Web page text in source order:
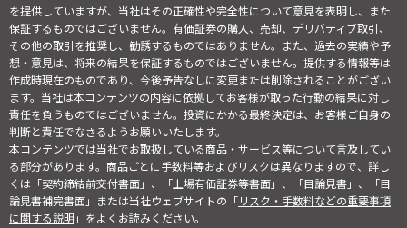
を提供していますが、当社はその正確性や完全性について意見を表明し、また
保証するものではございません。有価証券の購入、売却、デリバティブ取引、
その他の取引を推奨し、勧誘するものではありません。また、過去の実績や予
想・意見は、将来の結果を保証するものではございません。提供する情報等は
作成時現在のものであり、今後予告なしに変更または削除されることがござい
ます。当社は本コンテンツの内容に依拠してお客様が取った行動の結果に対し
責任を負うものではございません。投資にかかる最終決定は、お客様ご自身の
判断と責任でなさるようお願いいたします。
本コンテンツでは当社でお取扱している商品・サービス等について言及してい
る部分があります。商品ごとに手数料等およびリスクは異なりますので、詳し
くは「契約締結前交付書面」、「上場有価証券等書面」、「目論見書」、「目
論見書補完書面」または当社ウェブサイトの「リスク・手数料などの重要事項
に関する説明」をよくお読みください。